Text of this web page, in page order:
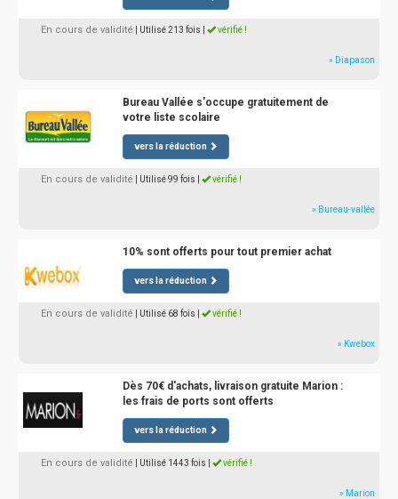
En cours de validité | Utilisé 213 fois vérifié !
» Diapason
Bureau Vallée s'occupe gratuitement de
votre liste scolaire
vers la réduction
En cours de validité | Utilisé 99 fois vérifié !
» Bureau-vallée
10% sont offerts pour tout premier achat
vers la réduction
En cours de validité | Utilisé 68 fois vérifié !
» Kwebox
Dès 70€ d'achats, livraison gratuite Marion :
les frais de ports sont offerts
vers la réduction
En cours de validité | Utilisé 1443 fois vérifié !
» Marion